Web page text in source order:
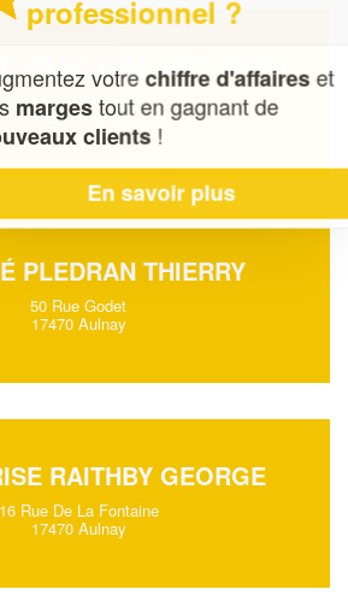
HILES GILLARD CAREY
17 Rue De Bourgogne
17470 Aulnay
PLEDRAN THIERRY
50 Rue Godet
17470 Aulnay
RAITHBY GEORGE
16 Rue De La Fontaine
17470 Aulnay
professionnel ?
votrechiffre d'affaireset
margestout en gagnant de
clients!
En savoir plus